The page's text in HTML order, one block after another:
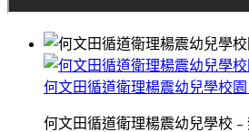
何文田循道衛理楊震幼兒學校
何文田循道衛理楊震幼兒學校